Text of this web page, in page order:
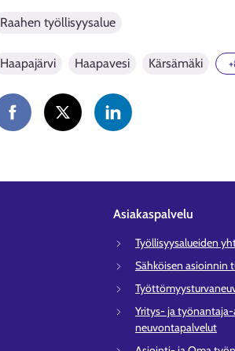
Raahen työllisyysalue
Haapajärvi Haapavesi Kärsämäki
Asiakaspalvelu
Työllisyysalueiden
Sähköisen asioinnin
Yritys- ja työnantaja-
neuvontapalvelut